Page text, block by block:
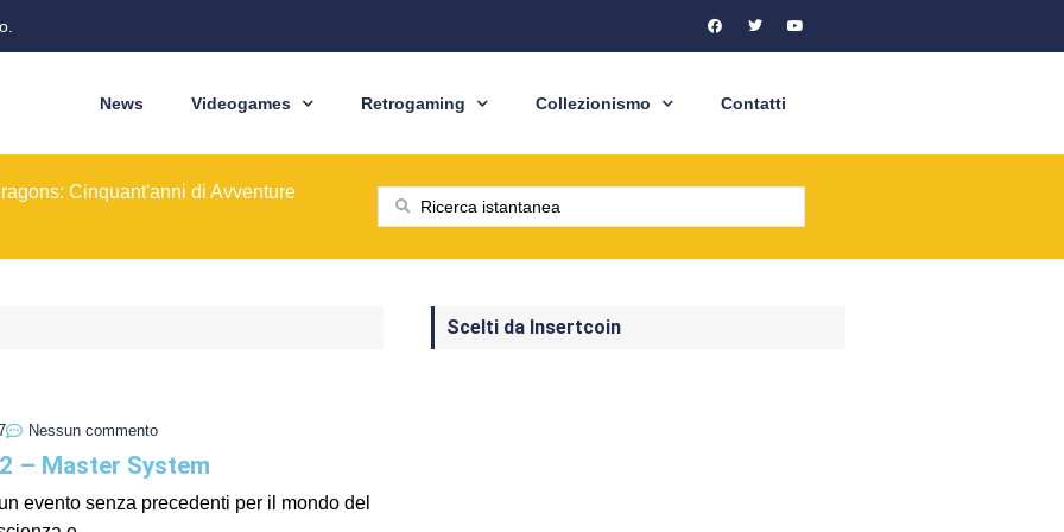
News Videogames Retrogaming Collezionismo Contatti
del modello originale
le sale giochi nel 1989
Cinquant'anni di Avventure
dal pixel al Sottosopra
BioWare
nostre tasche
del modello originale
le sale giochi nel 1989
Nessun commento
– Master System
evento senza precedenti per il mondo del
Scelti da Insertcoin